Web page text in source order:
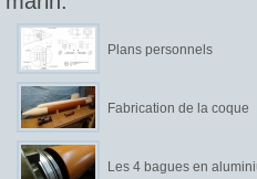
Plans personnels
Fabrication de la coque
Les 4 bagues en